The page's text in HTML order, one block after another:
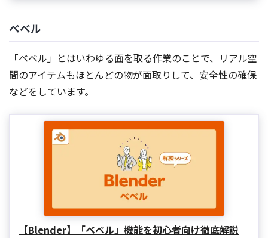
ベベル
「ベベル」とはいわゆる面を取る作業のことで、リアル空
間のアイテムもほとんどの物が面取りして、安全性の確保
などをしています。
【Blender】「ベベル」機能を初心者向け徹底解説